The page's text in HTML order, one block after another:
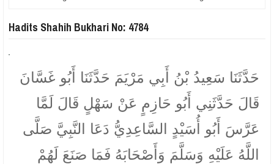
Hadits Shahih Bukhari No: 4784
حَدَّثَنَا سَعِيدُ بْنُ أَبِي مَرْيَمَ حَدَّثَنَا أَبُو غَسَّانَ
قَالَ حَدَّثَنِي أَبُو حَازِمٍ عَنْ سَهْلٍ قَالَ لَمَّا
عَرَّسَ أَبُو أُسَيْدٍ السَّاعِدِيُّ دَعَا النَّبِيَّ صَلَّى
اللَّهُ عَلَيْهِ وَسَلَّمَ وَأَصْحَابَهُ فَمَا صَنَعَ لَهُمْ